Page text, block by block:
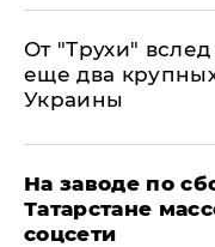
От "Трухи"
еще два
Украины
На заводе по
Татарстане
соцсети